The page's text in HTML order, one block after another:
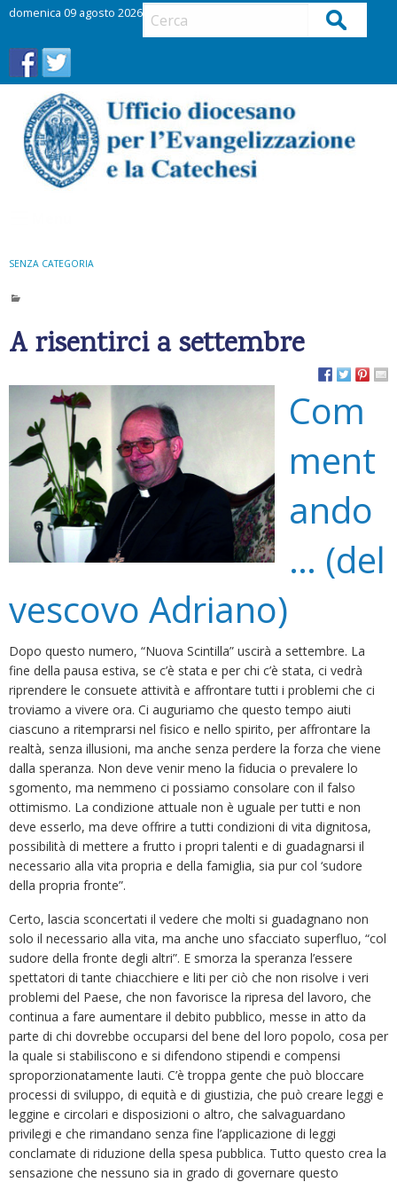
domenica 09 agosto 2026 Cerca
SENZA CATEGORIA
A risentirci a settembre
Com
ment
ando
… (del
vescovo Adriano)
Dopo questo numero, “Nuova Scintilla” uscirà a settembre. La
fine della pausa estiva, se c’è stata e per chi c’è stata, ci vedrà
riprendere le consuete attività e affrontare tutti i problemi che ci
troviamo a vivere ora. Ci auguriamo che questo tempo aiuti
ciascuno a ritemprarsi nel fisico e nello spirito, per affrontare la
realtà, senza illusioni, ma anche senza perdere la forza che viene
dalla speranza. Non deve venir meno la fiducia o prevalere lo
sgomento, ma nemmeno ci possiamo consolare con il falso
ottimismo. La condizione attuale non è uguale per tutti e non
deve esserlo, ma deve offrire a tutti condizioni di vita dignitosa,
possibilità di mettere a frutto i propri talenti e di guadagnarsi il
necessario alla vita propria e della famiglia, sia pur col ‘sudore
della propria fronte”.
Certo, lascia sconcertati il vedere che molti si guadagnano non
solo il necessario alla vita, ma anche uno sfacciato superfluo, “col
sudore della fronte degli altri”. E smorza la speranza l’essere
spettatori di tante chiacchiere e liti per ciò che non risolve i veri
problemi del Paese, che non favorisce la ripresa del lavoro, che
continua a fare aumentare il debito pubblico, messe in atto da
parte di chi dovrebbe occuparsi del bene del loro popolo, cosa per
la quale si stabiliscono e si difendono stipendi e compensi
sproporzionatamente lauti. C’è troppa gente che può bloccare
processi di sviluppo, di equità e di giustizia, che può creare leggi e
leggine e circolari e disposizioni o altro, che salvaguardano
privilegi e che rimandano senza fine l’applicazione di leggi
conclamate di riduzione della spesa pubblica. Tutto questo crea la
sensazione che nessuno sia in grado di governare questo